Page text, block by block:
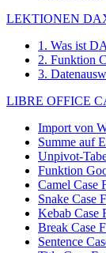
LEKTIONEN
1. Was ist
2. Funktion
3.
LIBRE OFFICE
Import von
Summe auf
Unpivot-
Funktion
Camel Case
Snake Case
Kebab Case
Break Case
Sentence